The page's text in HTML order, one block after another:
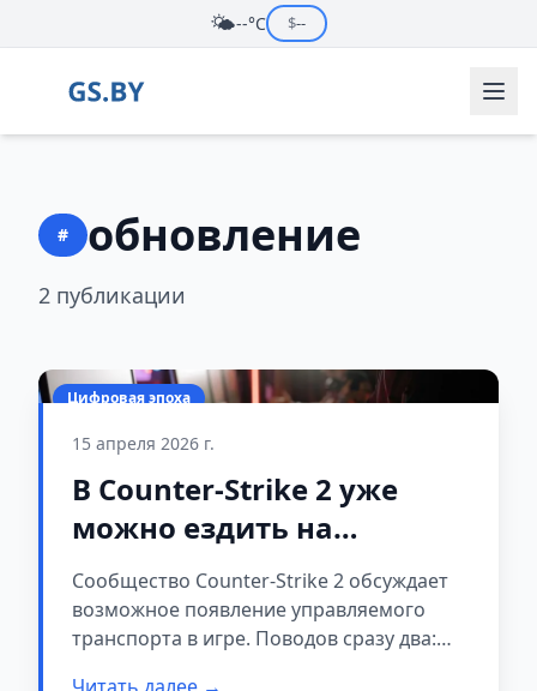
🌤️--°C $--
# обновление
2 публикации
Цифровая эпоха
15 апреля 2026 г.
В Counter-Strike 2 уже
можно ездить на
машинах. Что об этом
известно
Сообщество Counter-Strike 2 обсуждает
возможное появление управляемого
транспорта в игре. Поводов сразу два: